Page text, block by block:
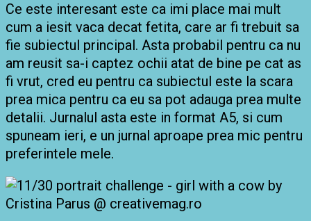
Ce este interesant este ca imi place mai mult
cum a iesit vaca decat fetita, care ar fi trebuit sa
fie subiectul principal. Asta probabil pentru ca nu
am reusit sa-i captez ochii atat de bine pe cat as
fi vrut, cred eu pentru ca subiectul este la scara
prea mica pentru ca eu sa pot adauga prea multe
detalii. Jurnalul asta este in format A5, si cum
spuneam ieri, e un jurnal aproape prea mic pentru
preferintele mele.